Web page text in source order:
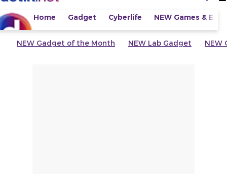
Home Gadget Cyberlife NEW Games &
NEW Gadget of the Month NEW Lab Gadget NEW